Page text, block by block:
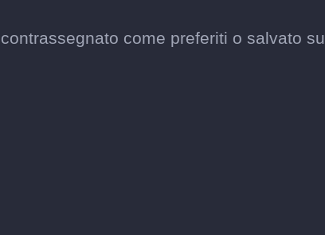
come preferiti o salvato su